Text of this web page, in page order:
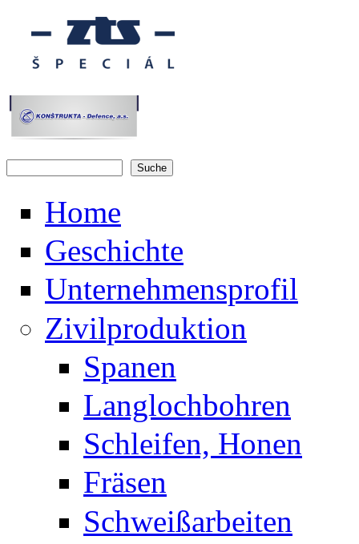
Direkt zum Inhalt
Home
Geschichte
Unternehmensprofil
Zivilproduktion
Spanen
Langlochbohren
Schleifen, Honen
Fräsen
Schweißarbeiten